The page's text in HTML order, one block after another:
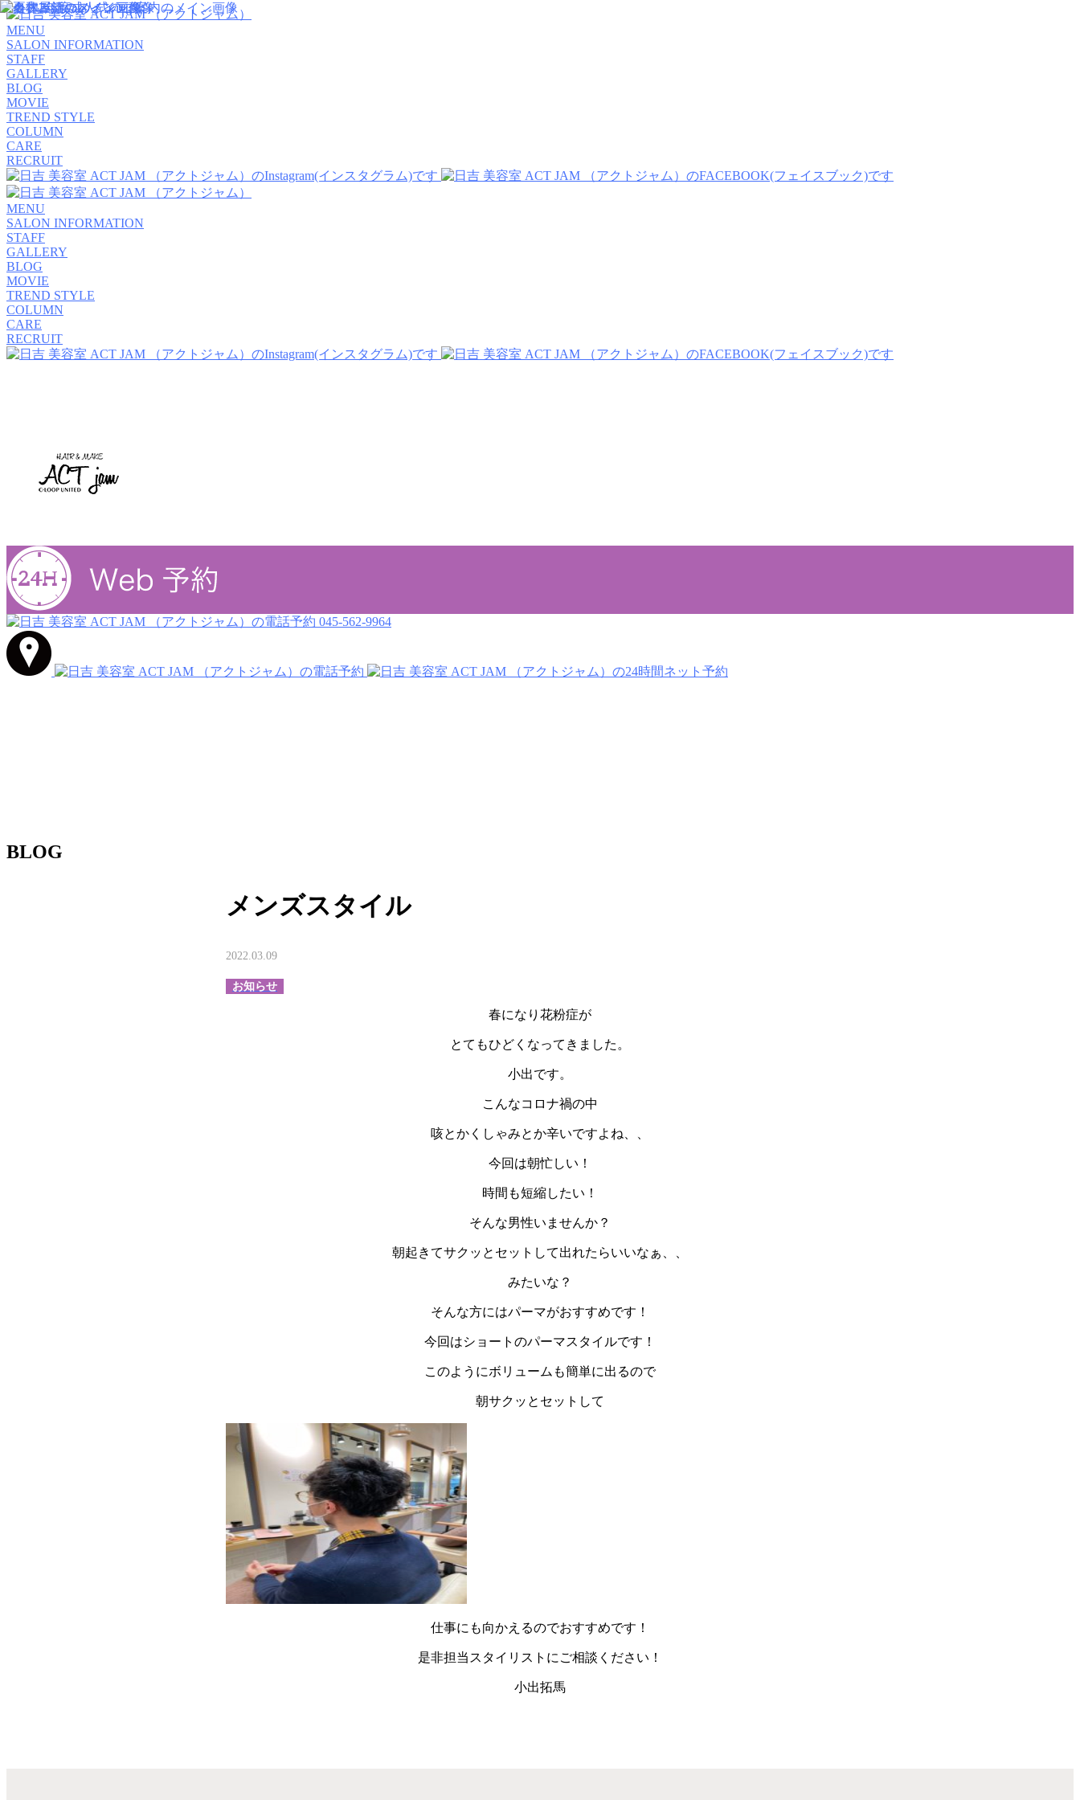
MENU
SALON INFORMATION
STAFF
GALLERY
BLOG
MOVIE
TREND STYLE
COLUMN
CARE
RECRUIT
MENU
SALON INFORMATION
STAFF
GALLERY
BLOG
MOVIE
TREND STYLE
COLUMN
CARE
RECRUIT
045-562-9964
BLOG
メンズスタイル
2022.03.09
お知らせ
春になり花粉症が
とてもひどくなってきました。
小出です。
こんなコロナ禍の中
咳とかくしゃみとか辛いですよね、、
今回は朝忙しい！
時間も短縮したい！
そんな男性いませんか？
朝起きてサクッとセットして出れたらいいなぁ、、
みたいな？
そんな方にはパーマがおすすめです！
今回はショートのパーマスタイルです！
このようにボリュームも簡単に出るので
朝サクッとセットして
仕事にも向かえるのでおすすめです！
是非担当スタイリストにご相談ください！
小出拓馬